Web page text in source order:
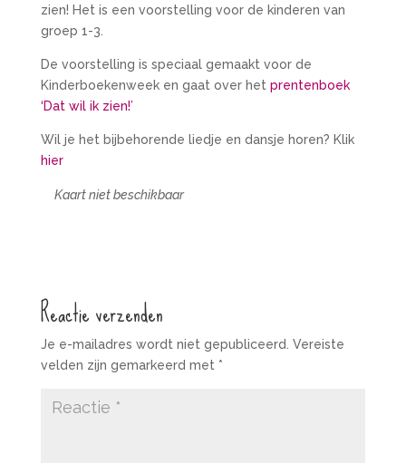
zien! Het is een voorstelling voor de kinderen van
groep 1-3.
De voorstelling is speciaal gemaakt voor de
Kinderboekenweek en gaat over het prentenboek
‘Dat wil ik zien!’
Wil je het bijbehorende liedje en dansje horen? Klik
hier
Kaart niet beschikbaar
Reactie verzenden
Je e-mailadres wordt niet gepubliceerd. Vereiste
velden zijn gemarkeerd met *